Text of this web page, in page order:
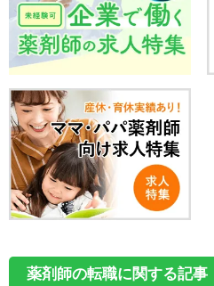
薬剤師の転職に関する記事